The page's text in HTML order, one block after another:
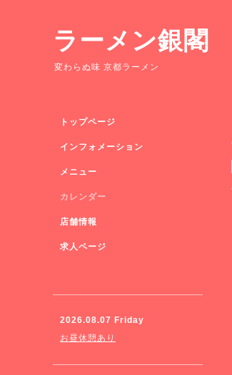
ラーメン銀閣
変わらぬ味 京都ラーメン
トップページ
インフォメーション
メニュー
カレンダー
店舗情報
求人ページ
2026.08.07 Friday
お昼休憩あり